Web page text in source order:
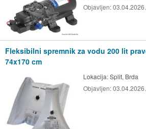
Objavljen:03.04.2026.
Fleksibilni spremnik za vodu 200 lit
74x170 cm
Lokacija:Split, Brda
Objavljen:03.04.2026.